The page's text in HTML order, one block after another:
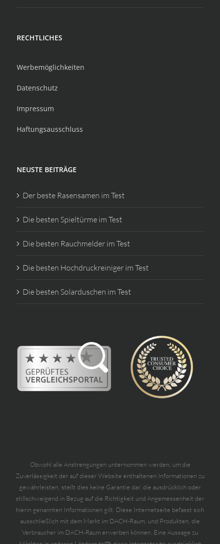
RECHTLICHES
Werbemöglichkeiten
Datenschutz
Impressum
Haftungsausschluss
NEUSTE BEITRÄGE
Der beste Rasensamen im Test
Die besten Spieltürme im Test
Die besten Rauchmelder im Test
Die besten Hochdruckreiniger im Test
Die besten Solarduschen im Test
Obwohl alle Anstrengungen unternommen werden, um die
Zuverlässigkeit der auf dieser Website enthaltenen Informationen zu
gewährleisten, stellt dies keine Garantie dar, die ausdrücklich oder
stillschweigend in Bezug auf die Richtigkeit und Angemessenheit der
hierin genannten Informationen gilt. Diese Internetseite befasst sich
ausschließlich mit dem Markt im DACH-Raum, und Produkten, die
Verbraucher im DACH-Raum erwerben können. Eine Aussage zu